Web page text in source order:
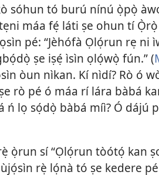
sóhun tó burú nínú ọ̀pọ̀
máa fẹ́ láti ṣe ohun tí
pé: “Jèhófà Ọlọ́run rẹ ni
ṣe iṣẹ́ ìsìn ọlọ́wọ̀ fún.” (
òun nìkan. Kí nìdí? Rò ó
rò pé ó máa rí lára bàbá
ń lọ sọ́dọ̀ bàbá míì? Ó dájú
ọ̀run sí “Ọlọ́run tòótọ́ kan
rẹ̀ lọ́nà tó ṣe kedere